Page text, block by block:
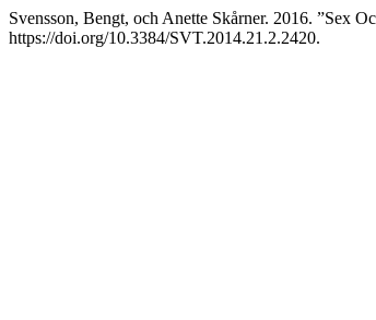
Svensson, Bengt, och Anette Skårner. 2016. ”Sex
https://doi.org/10.3384/SVT.2014.21.2.2420.